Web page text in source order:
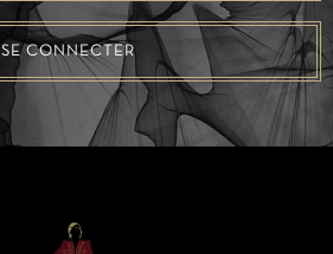
SE CONNECTER